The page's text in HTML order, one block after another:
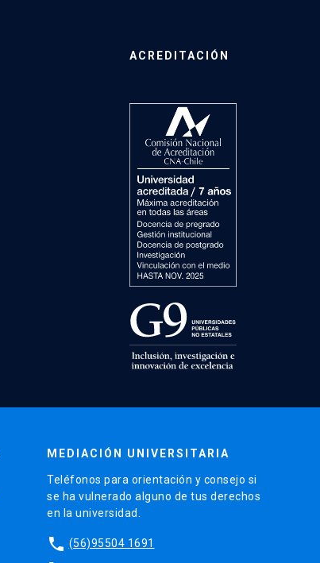
ACREDITACIÓN
MEDIACIÓN UNIVERSITARIA
Teléfonos para orientación y consejo si
se ha vulnerado alguno de tus derechos
en la universidad.
phone (56)95504 1691